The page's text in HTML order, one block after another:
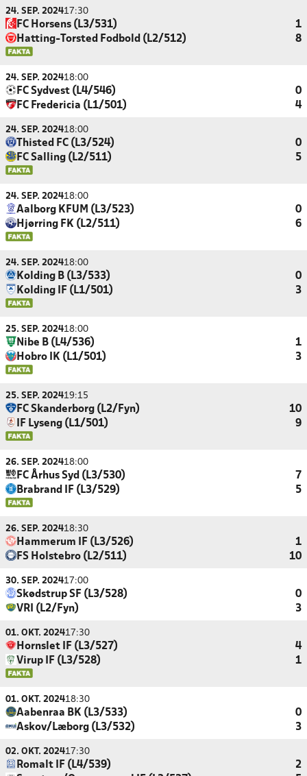
24. SEP. 202417:30
FC Horsens (L3/531)
1
Hatting-Torsted Fodbold (L2/512)
8
24. SEP. 202418:00
FC Sydvest (L4/546)
0
FC Fredericia (L1/501)
4
24. SEP. 202418:00
Thisted FC (L3/524)
0
FC Salling (L2/511)
5
24. SEP. 202418:00
Aalborg KFUM (L3/523)
0
Hjørring FK (L2/511)
6
24. SEP. 202418:00
Kolding B (L3/533)
0
Kolding IF (L1/501)
3
25. SEP. 202418:00
Nibe B (L4/536)
1
Hobro IK (L1/501)
3
25. SEP. 202419:15
FC Skanderborg (L2/Fyn)
10
IF Lyseng (L1/501)
9
26. SEP. 202418:00
FC Århus Syd (L3/530)
7
Brabrand IF (L3/529)
5
26. SEP. 202418:30
Hammerum IF (L3/526)
1
FS Holstebro (L2/511)
10
30. SEP. 202417:00
Skødstrup SF (L3/528)
0
VRI (L2/Fyn)
3
01. OKT. 202417:30
Hornslet IF (L3/527)
4
Virup IF (L3/528)
1
01. OKT. 202418:30
Aabenraa BK (L3/533)
0
Askov/Læborg (L3/532)
3
02. OKT. 202417:30
Romalt IF (L4/539)
2